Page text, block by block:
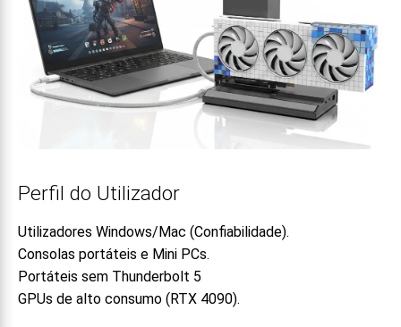
Perfil do Utilizador
Utilizadores Windows/Mac (Confiabilidade).
Consolas portáteis e Mini PCs.
Portáteis sem Thunderbolt 5
GPUs de alto consumo (RTX 4090).